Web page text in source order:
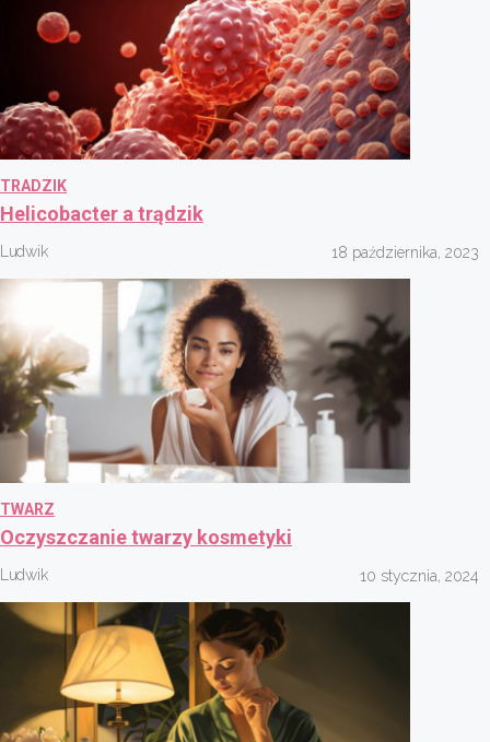
TRADZIK
Helicobacter a trądzik
Ludwik 18 października, 2023
TWARZ
Oczyszczanie twarzy kosmetyki
Ludwik 10 stycznia, 2024